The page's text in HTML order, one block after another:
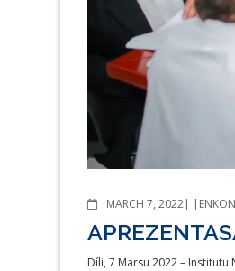
MARCH 7, 2022
Díli, 7 Marsu 2022 –